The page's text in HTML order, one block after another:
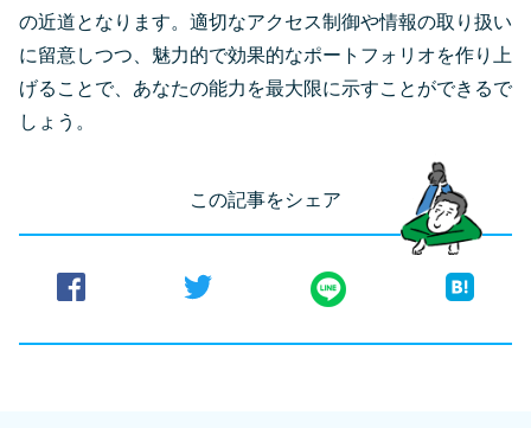
の近道となります。適切なアクセス制御や情報の取り扱い
に留意しつつ、魅力的で効果的なポートフォリオを作り上
げることで、あなたの能力を最大限に示すことができるで
しょう。
この記事をシェア